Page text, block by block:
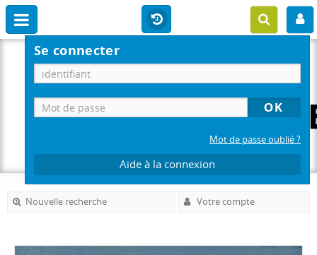
Se connecter
Mot de passe oublié ?
Aide à la connexion
Nouvelle recherche Votre compte